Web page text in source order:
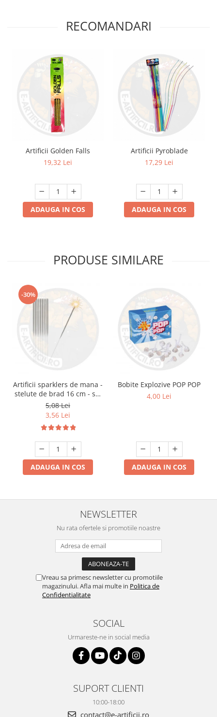
RECOMANDARI
Artificii Golden Falls
19,32 Lei
ADAUGA IN COS
Artificii Pyroblade
17,29 Lei
ADAUGA IN COS
PRODUSE SIMILARE
-30%
Artificii sparklers de mana -
stelute de brad 16 cm - set
10 buc
5,08 Lei
3,56 Lei
ADAUGA IN COS
Bobite Explozive POP POP
4,00 Lei
ADAUGA IN COS
NEWSLETTER
Nu rata ofertele si promotiile noastre
Vreau sa primesc newsletter cu promotiile
magazinului. Afla mai multe in Politica de
Confidentialitate
SOCIAL
Urmareste-ne in social media
SUPORT CLIENTI
10:00-18:00
contact@e-artificii.ro